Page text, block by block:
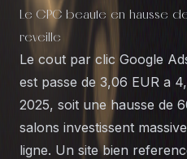
Le CPC beaute en hausse
reveille
Le cout par clic Google
est passe de 3,06 EUR a
2025, soit une hausse de
salons investissent
ligne. Un site bien